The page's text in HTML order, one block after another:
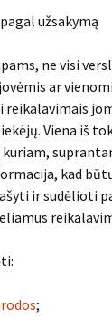
užsakymą
ne visi
ar
Viena iš
kad
ir sudėlioti
;